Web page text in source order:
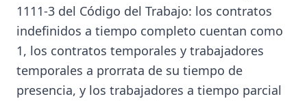
1111-3 del Código del Trabajo: los contratos
indefinidos a tiempo completo cuentan como
1, los contratos temporales y trabajadores
temporales a prorrata de su tiempo de
presencia, y los trabajadores a tiempo parcial